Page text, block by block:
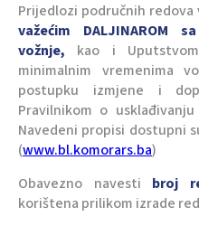
Prijedlozi područnih
važećim DALJINAROM
vožnje, kao i
minimalnim vremenima
postupku izmjene i
Pravilnikom o
Navedeni propisi dostupni
(www.bl.komorars.ba)
Obavezno navesti broj
korištena prilikom izrade